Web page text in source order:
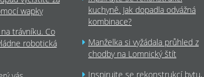
wapky
trávníku. Co
robotická
kuchyně. Jak dopadla odvážná
kombinace?
Manželka si vyžádala průhled z
chodby na Lomnický štít
Inspirujte se rekonstrukcí bytu,